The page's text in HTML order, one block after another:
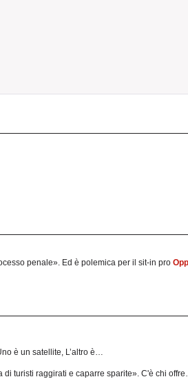
penale». Ed è polemica per il sit-in pro
è un satellite, L’altro è…
di turisti raggirati e caparre sparite». C'è chi